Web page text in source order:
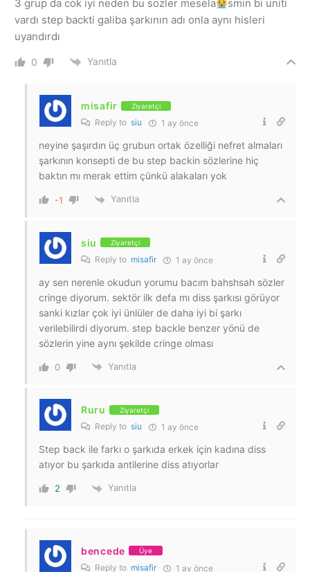
3 grup da cok iyi neden bu sozler mesela
smin bi uniti
vardı step backti galiba şarkının adı onla aynı hisleri
uyandırdı
0 Yanıtla
misafir Ziyaretçi
Reply to siu 1 ay önce
neyine şaşırdın üç grubun ortak özelliği nefret almaları
şarkının konsepti de bu step backin sözlerine hiç
baktın mı merak ettim çünkü alakaları yok
-1 Yanıtla
siu Ziyaretçi
Reply to misafir 1 ay önce
ay sen nerenle okudun yorumu bacım bahshsah sözler
cringe diyorum. sektör ilk defa mı diss şarkısı görüyor
sanki kızlar çok iyi ünlüler de daha iyi bi şarkı
verilebilirdi diyorum. step backle benzer yönü de
sözlerin yine aynı şekilde cringe olması
0 Yanıtla
Ruru Ziyaretçi
Reply to siu 1 ay önce
Step back ile farkı o şarkıda erkek için kadına diss
atıyor bu şarkıda antilerine diss atıyorlar
2 Yanıtla
bencede Üye
Reply to misafir 1 ay önce